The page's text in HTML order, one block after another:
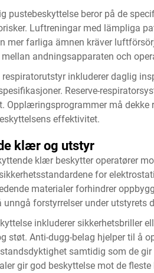
pustebeskyttelse beror på de
Luftreningar med lämpliga
mer farliga ämnen kräver
andningsapparaten och
inkluderer daglig
Reserve-
Opplæringsprogrammer må
effektivitet.
klær og utstyr
klær beskytter operatører
for
materialer forhindrer
unngå forstyrrelser under utstyrets
inkluderer sikkerhetsbriller
støt. Anti-dugg-belag hjelper til å
samtidig som de
gir god beskyttelse mot de